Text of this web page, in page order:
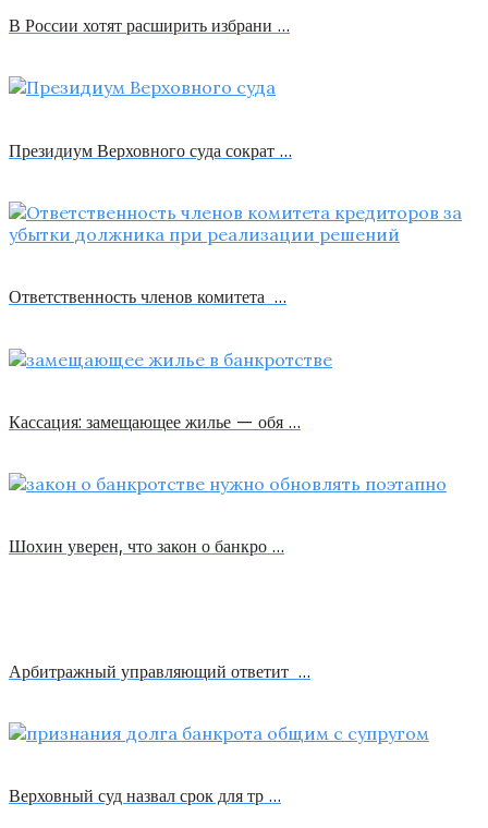
В России хотят расширить избрани …
Президиум Верховного суда сократ …
Ответственность членов комитета …
Кассация: замещающее жилье — обя …
Шохин уверен, что закон о банкро …
Арбитражный управляющий ответит …
Верховный суд назвал срок для тр …